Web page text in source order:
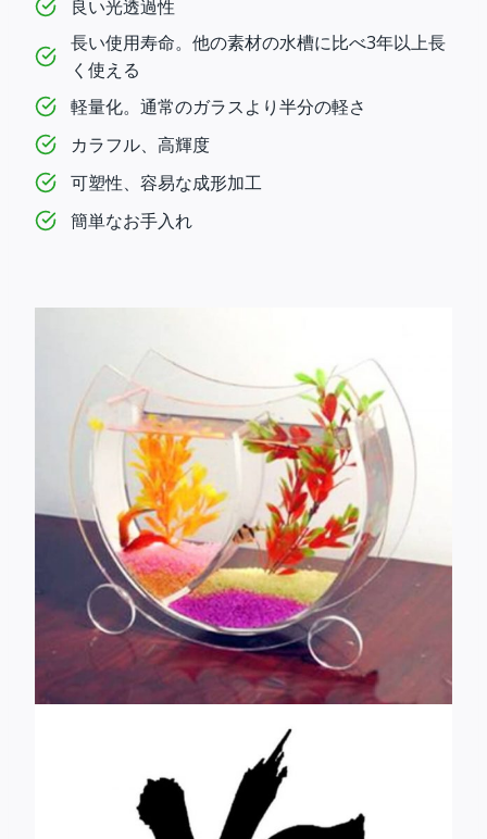
良い光透過性
長い使用寿命。他の素材の水槽に比べ3年以上長
く使える
軽量化。通常のガラスより半分の軽さ
カラフル、高輝度
可塑性、容易な成形加工
簡単なお手入れ